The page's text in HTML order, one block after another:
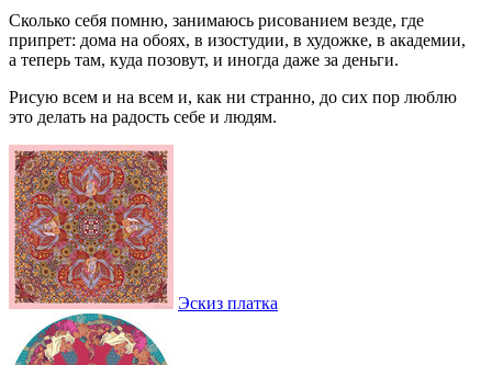
Сколько себя помню, занимаюсь рисованием везде, где
припрет: дома на обоях, в изостудии, в художке, в академии,
а теперь там, куда позовут, и иногда даже за деньги.
Рисую всем и на всем и, как ни странно, до сих пор люблю
это делать на радость себе и людям.
Эскиз платка